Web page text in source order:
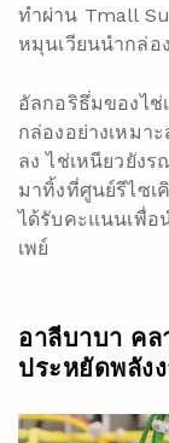
ทำผ่าน Tmall
หมุนเวียนนำกล่อ
อัลกอริธึ่มของไช่
กล่องอย่างเหมา
ลง ไช่เหนียวยัง
มาทิ้งที่ศูนย์รีไซเ
ได้รับคะแนนเพื่อ
เพย์
อาลีบาบา ค
ประหยัดพลัง